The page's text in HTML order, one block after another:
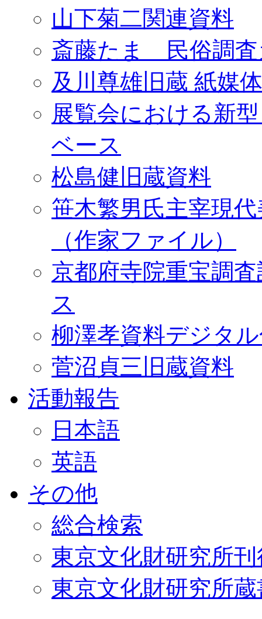
山下菊二関連資料
斎藤たま 民俗調査
及川尊雄旧蔵 紙媒
展覧会における新
ベース
松島健旧蔵資料
笹木繁男氏主宰現
（作家ファイル）
京都府寺院重宝調
ス
柳澤孝資料デジタ
菅沼貞三旧蔵資料
活動報告
日本語
英語
その他
総合検索
東京文化財研究所
東京文化財研究所